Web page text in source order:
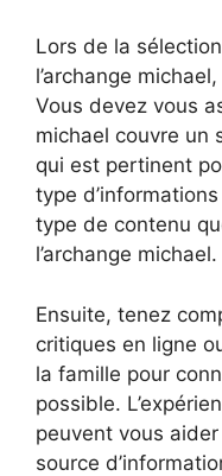
Lors de la
l’archange
Vous devez vous
michael couvre un
qui est pertinent
type
type de contenu
l’archange michael.
Ensuite, tenez
critiques en ligne
la famille pour
possible.
peuvent vous aider
source